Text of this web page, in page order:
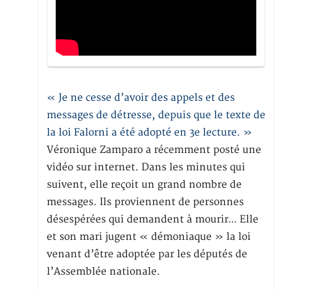
« Je ne cesse d’avoir des appels et des
messages de détresse, depuis que le texte de
la loi Falorni a été adopté en 3e lecture. »
Véronique Zamparo a récemment posté une
vidéo sur internet. Dans les minutes qui
suivent, elle reçoit un grand nombre de
messages. Ils proviennent de personnes
désespérées qui demandent à mourir… Elle
et son mari jugent « démoniaque » la loi
venant d’être adoptée par les députés de
l’Assemblée nationale.